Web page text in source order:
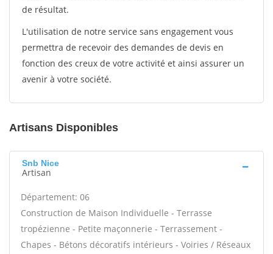
de résultat.
L'utilisation de notre service sans engagement vous
permettra de recevoir des demandes de devis en
fonction des creux de votre activité et ainsi assurer un
avenir à votre société.
Artisans Disponibles
Snb Nice
Artisan
Département: 06
Construction de Maison Individuelle - Terrasse
tropézienne - Petite maçonnerie - Terrassement -
Chapes - Bétons décoratifs intérieurs - Voiries / Réseaux